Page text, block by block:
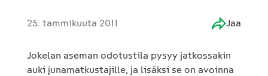
25. tammikuuta 2011 Jaa
Jokelan aseman odotustila pysyy jatkossakin
auki junamatkustajille, ja lisäksi se on avoinna